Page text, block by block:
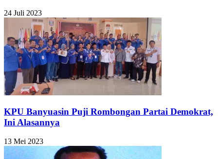
24 Juli 2023
KPU Banyuasin Puji Rombongan Partai Demokrat,
Ini Alasannya
13 Mei 2023